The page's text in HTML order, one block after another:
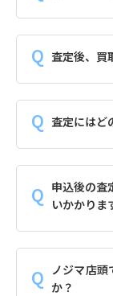
査定後、買
査定にはど
申込後の査
いかかりま
ノジマ店頭
か？